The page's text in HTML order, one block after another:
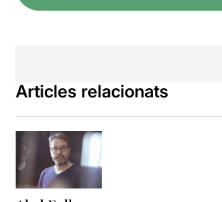
Articles relacionats